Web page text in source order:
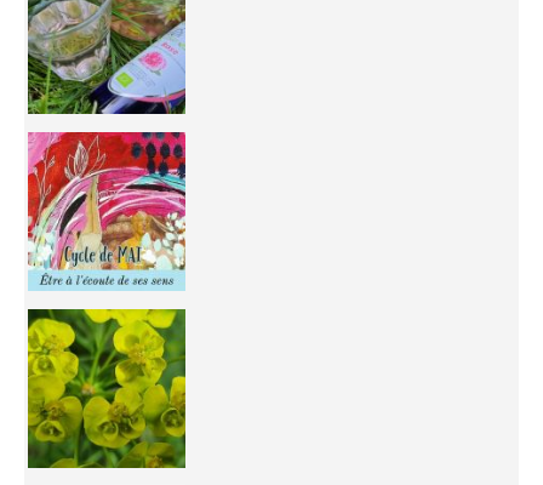
Inhabit your body and understand its
You're